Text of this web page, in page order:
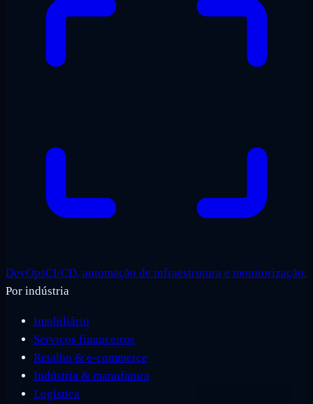
DevOpsCI/CD, automação de infraestrutura e monitorização.
Por indústria
Imobiliário
Serviços financeiros
Retalho & e-commerce
Indústria & manufatura
Logística